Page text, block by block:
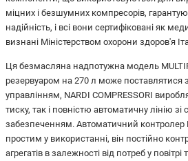
міцних і безшумних компресорів,
надійність, і всі вони сертифіковані як
визнані Міністерством охорони здоров'я
Ця безмасляна надпотужна модель
резервуаром на 270 л може поставлятися
управлінням, NARDI COMPRESSORI
тиску, так і повністю автоматичну лінію
забезпеченням. Автоматичний контролер
простим у використанні, він постійно
агрегатів в залежності від потреб у повітрі